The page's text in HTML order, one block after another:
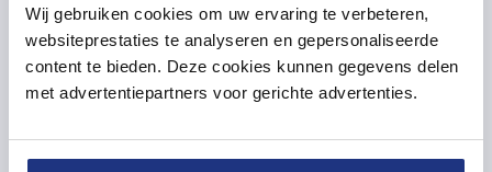
Wij gebruiken cookies om uw ervaring te verbeteren,
websiteprestaties te analyseren en gepersonaliseerde
content te bieden. Deze cookies kunnen gegevens delen
met advertentiepartners voor gerichte advertenties.
Meer